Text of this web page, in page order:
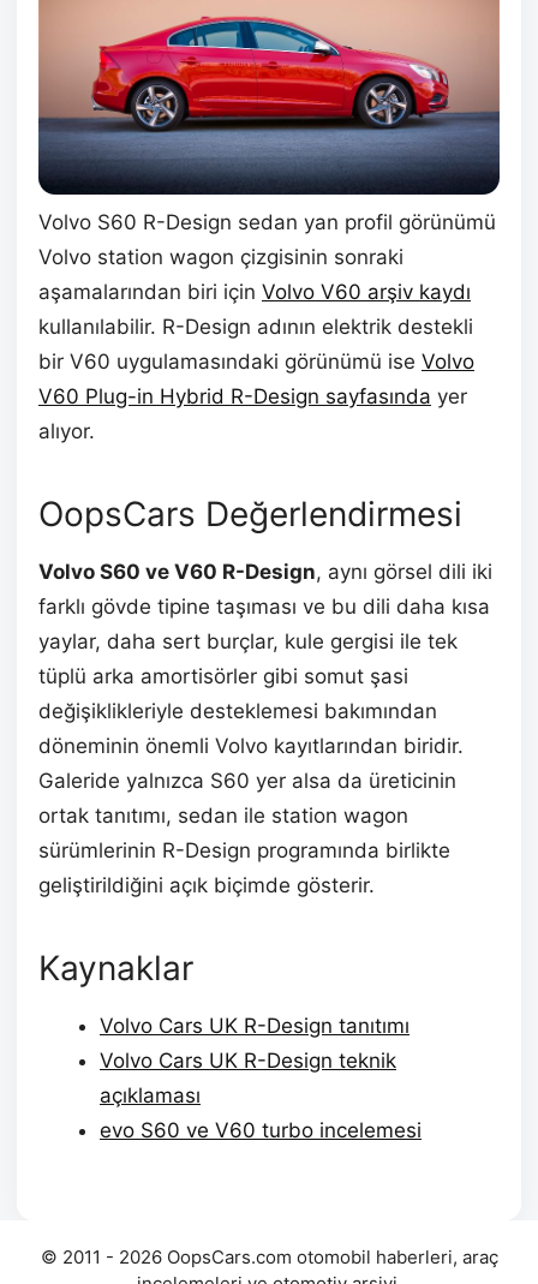
Volvo S60 R-Design sedan yan profil görünümü
Volvo station wagon çizgisinin sonraki
aşamalarından biri için Volvo V60 arşiv kaydı
kullanılabilir. R-Design adının elektrik destekli
bir V60 uygulamasındaki görünümü ise Volvo
V60 Plug-in Hybrid R-Design sayfasında yer
alıyor.
OopsCars Değerlendirmesi
Volvo S60 ve V60 R-Design, aynı görsel dili iki
farklı gövde tipine taşıması ve bu dili daha kısa
yaylar, daha sert burçlar, kule gergisi ile tek
tüplü arka amortisörler gibi somut şasi
değişiklikleriyle desteklemesi bakımından
döneminin önemli Volvo kayıtlarından biridir.
Galeride yalnızca S60 yer alsa da üreticinin
ortak tanıtımı, sedan ile station wagon
sürümlerinin R-Design programında birlikte
geliştirildiğini açık biçimde gösterir.
Kaynaklar
Volvo Cars UK R-Design tanıtımı
Volvo Cars UK R-Design teknik
açıklaması
evo S60 ve V60 turbo incelemesi
© 2011 - 2026 OopsCars.com otomobil haberleri, araç